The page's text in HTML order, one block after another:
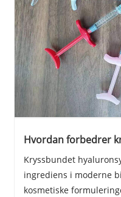
Hvordan forbedrer
Kryssbundet
ingrediens i moderne
kosmetiske